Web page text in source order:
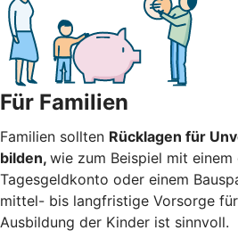
Für Familien
Familien sollten Rücklagen für
bilden, wie zum Beispiel mit
Tagesgeldkonto oder einem
mittel- bis langfristige Vorsorge
Ausbildung der Kinder ist sinnvoll.